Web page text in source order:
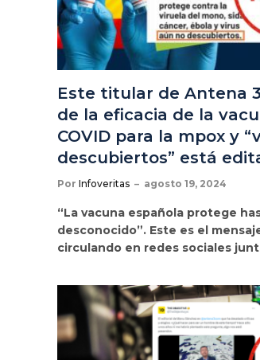
Este titular de Antena
de la eficacia de la
COVID para la mpox y
descubiertos” está
Por Infoveritas agosto 19, 2024
“La vacuna española protege
desconocido”. Este es el
circulando en redes sociales